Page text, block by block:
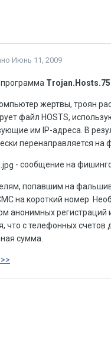
Июнь 11, 2009
Trojan.Hosts.75
жертвы, троян
файл HOSTS,
им IP-адреса. В
перенаправляется на
- сообщение на
попавшим на
на короткий номер.
анонимных
что с телефонных
сумма.